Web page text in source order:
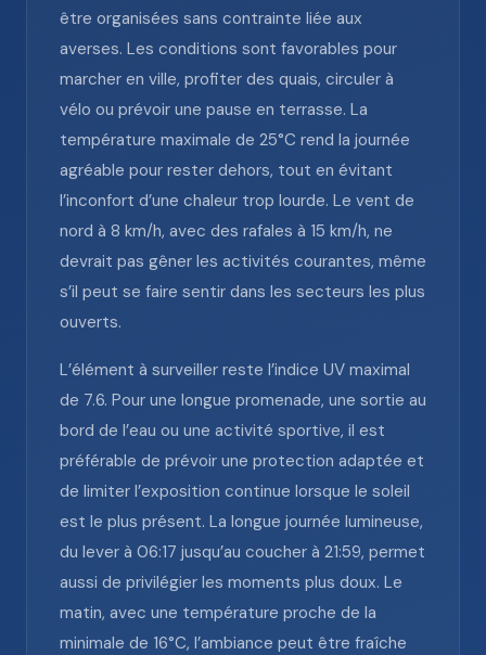
être organisées sans contrainte liée aux
averses. Les conditions sont favorables pour
marcher en ville, profiter des quais, circuler à
vélo ou prévoir une pause en terrasse. La
température maximale de 25°C rend la journée
agréable pour rester dehors, tout en évitant
l’inconfort d’une chaleur trop lourde. Le vent de
nord à 8 km/h, avec des rafales à 15 km/h, ne
devrait pas gêner les activités courantes, même
s’il peut se faire sentir dans les secteurs les plus
ouverts.
L’élément à surveiller reste l’indice UV maximal
de 7.6. Pour une longue promenade, une sortie au
bord de l’eau ou une activité sportive, il est
préférable de prévoir une protection adaptée et
de limiter l’exposition continue lorsque le soleil
est le plus présent. La longue journée lumineuse,
du lever à 06:17 jusqu’au coucher à 21:59, permet
aussi de privilégier les moments plus doux. Le
matin, avec une température proche de la
minimale de 16°C, l’ambiance peut être fraîche